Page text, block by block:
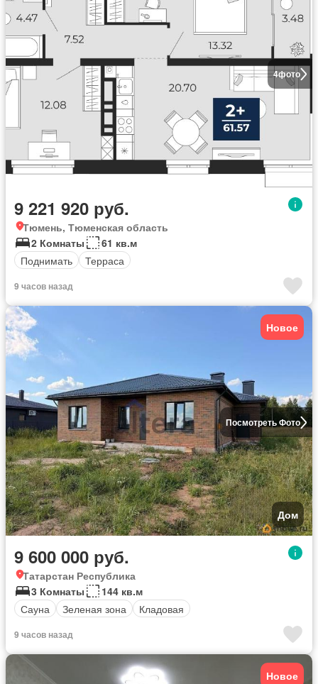
4фото
9 221 920 руб.
Тюмень, Тюменская область
2 Комнаты
61 кв.м
Поднимать
Терраса
9 часов назад
Посмотреть Фото
Новое
Дом
9 600 000 руб.
Татарстан Республика
3 Комнаты
144 кв.м
Сауна
Зеленая зона Кладовая
9 часов назад
Новое